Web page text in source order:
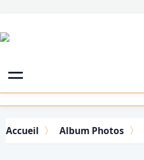
Accueil Album Photos